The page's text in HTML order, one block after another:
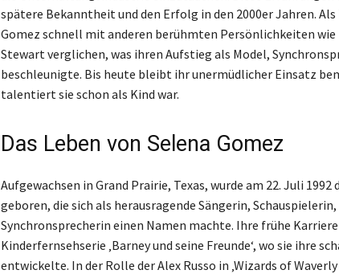
spätere Bekanntheit und den Erfolg in den 2000er Jahren. Als
Gomez schnell mit anderen berühmten Persönlichkeiten wie
Stewart verglichen, was ihren Aufstieg als Model,
beschleunigte. Bis heute bleibt ihr unermüdlicher Einsatz
talentiert sie schon als Kind war.
Das Leben von Selena Gomez
Aufgewachsen in Grand Prairie, Texas, wurde am 22. Juli 1992
geboren, die sich als herausragende Sängerin, Schauspielerin,
Synchronsprecherin einen Namen machte. Ihre frühe
Kinderfernsehserie ‚Barney und seine Freunde‘, wo sie ihre
entwickelte. In der Rolle der Alex Russo in ‚Wizards of